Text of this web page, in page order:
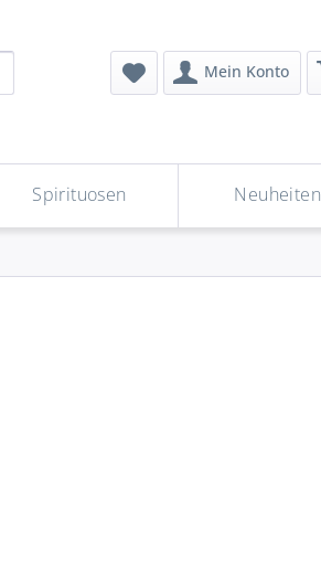
Mein Konto
Spirituosen Neuheiten